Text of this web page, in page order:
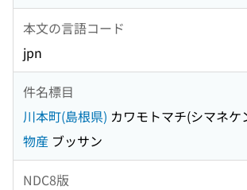
本文の言語コード
jpn
件名標目
川本町(島根県) カワモトマチ(シマネケ
物産 ブッサン
NDC8版